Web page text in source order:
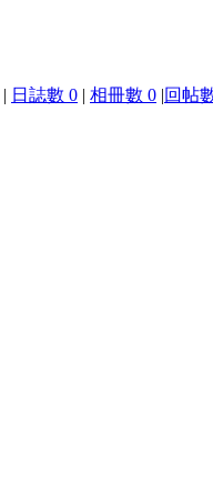
| 日誌數 0 | 相冊數 0 |回帖